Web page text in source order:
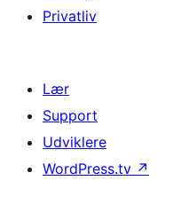
Privatliv
Lær
Support
Udviklere
WordPress.tv ↗